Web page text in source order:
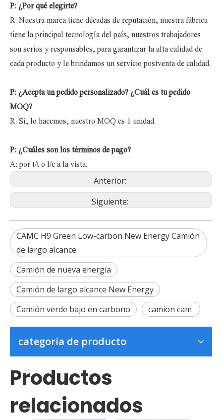
P: ¿Por qué elegirte?
R: Nuestra marca tiene décadas de reputación, nuestra fábrica
tiene la principal tecnología del país, nuestros trabajadores
son serios y responsables, para garantizar la alta calidad de
cada producto y le brindamos un servicio postventa de calidad.
P: ¿Acepta un pedido personalizado? ¿Cuál es tu pedido
MOQ?
R: Sí, lo hacemos, nuestro MOQ es 1 unidad.
P: ¿Cuáles son los términos de pago?
A: por t/t o l/c a la vista.
Anterior:
Siguiente:
CAMC H9 Green Low-carbon New Energy Camión
de largo alcance
Camión de nueva energía
Camión de largo alcance New Energy
Camión verde bajo en carbono
camion cam
categoria de producto
Productos
relacionados